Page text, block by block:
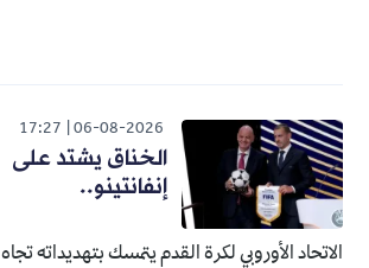
06-08-2026
17:27
الخناق يشتد على
إنفانتينو..
الاتحاد الأوروبي لكرة القدم يتمسك بتهديداته تجاه